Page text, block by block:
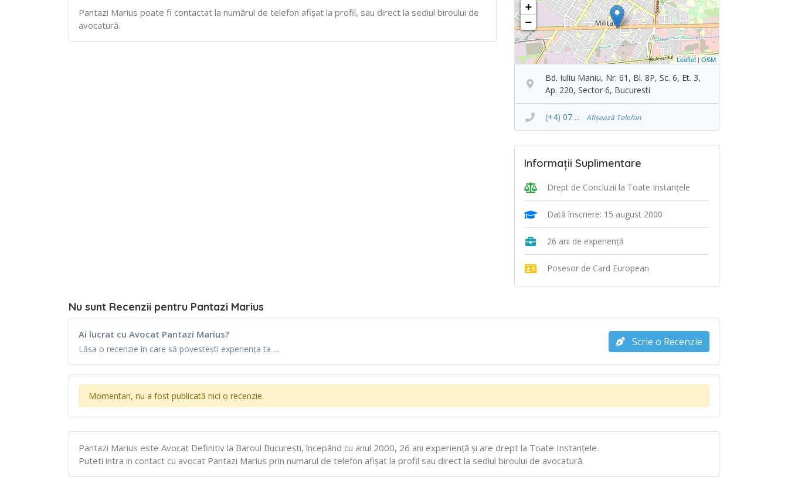
Pantazi Marius poate fi contactat la numărul de telefon afișat la profil, sau direct la sediul biroului de
avocatură.
+
−
Leaflet|OSM
Bd. Iuliu Maniu, Nr. 61, Bl. 8P, Sc. 6, Et. 3,
Ap. 220, Sector 6, Bucuresti
(+4) 07 ... Afișează Telefon
Informații Suplimentare
Drept de Concluzii la Toate Instanţele
Dată înscriere: 15 august 2000
26 ani de experiență
Posesor de Card European
Nu sunt Recenzii pentru Pantazi Marius
Ai lucrat cu Avocat Pantazi Marius?
Lăsa o recenzie în care să povestești experiența ta ...
Scrie o Recenzie
Momentan, nu a fost publicată nici o recenzie.
Pantazi Marius este Avocat Definitiv la Baroul Bucureşti, începând cu anul 2000, 26 ani experiență și are drept la Toate Instanţele.
Puteti intra in contact cu avocat Pantazi Marius prin numarul de telefon afișat la profil sau direct la sediul biroului de avocatură.